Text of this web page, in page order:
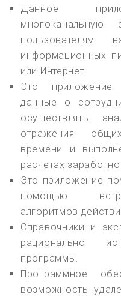
Данное
многоканальную
пользователям
информационных
или Интернет.
Это приложение
данные о
осуществлять
отражения
времени и
расчетах
Это приложение
помощью
алгоритмов
Справочники и
рационально
программы.
Программное
возможность